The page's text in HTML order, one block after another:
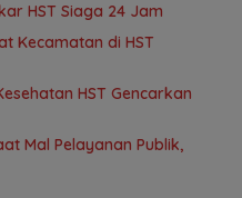
HST Siaga 24 Jam
Kecamatan di HST
HST Gencarkan
Mal Pelayanan Publik,